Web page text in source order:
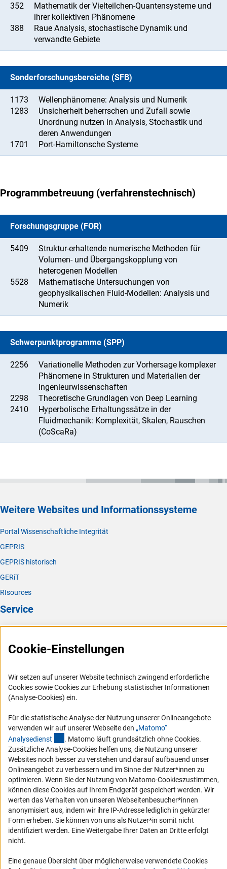
352
Mathematik der Vielteilchen-Quantensysteme und
ihrer kollektiven Phänomene
388
Raue Analysis, stochastische Dynamik und
verwandte Gebiete
Sonderforschungsbereiche (SFB)
1173
Wellenphänomene: Analysis und Numerik
1283
Unsicherheit beherrschen und Zufall sowie
Unordnung nutzen in Analysis, Stochastik und
deren Anwendungen
1701
Port-Hamiltonsche Systeme
Programmbetreuung (verfahrenstechnisch)
Forschungsgruppe (FOR)
5409
Struktur-erhaltende numerische Methoden für
Volumen- und Übergangskopplung von
heterogenen Modellen
5528
Mathematische Untersuchungen von
geophysikalischen Fluid-Modellen: Analysis und
Numerik
Schwerpunktprogramme (SPP)
2256
Variationelle Methoden zur Vorhersage komplexer
Phänomene in Strukturen und Materialien der
Ingenieurwissenschaften
2298
Theoretische Grundlagen von Deep Learning
2410
Hyperbolische Erhaltungssätze in der
Fluidmechanik: Komplexität, Skalen, Rauschen
(CoScaRa)
Weitere Websites und Informationssysteme
Portal Wissenschaftliche Integrität
GEPRIS
GEPRIS historisch
GERiT
RIsources
Service
FAQ
Logo und Corporate Design
RSS-Feeds
Vergabeverfahren
Barrierefreiheit
Service und Informationen für Menschen mit Behinderungen
Erklärung zur Barrierefreiheit
Barriere melden
DFG-aktuell
Erhalten Sie Neuigkeiten aus der DFG direkt in Ihr Mailpostfach oder
schauen Sie sich die Ausgaben online an.
Cookie-Einstellungen
Wir setzen auf unserer Website technisch zwingend erforderliche
Cookies sowie Cookies zur Erhebung statistischer Informationen
(Analyse-Cookies) ein.
Für die statistische Analyse der Nutzung unserer Onlineangebote
verwenden wir auf unserer Webseite den „Matomo“
Analysedienst (externer Link)
. Matomo läuft grundsätzlich ohne Cookies.
Zusätzliche Analyse-Cookies helfen uns, die Nutzung unserer
Websites noch besser zu verstehen und darauf aufbauend unser
Onlineangebot zu verbessern und im Sinne der Nutzer*innen zu
optimieren. Wenn Sie der Nutzung von Matomo-Cookieszustimmen,
können diese Cookies auf Ihrem Endgerät gespeichert werden. Wir
werten das Verhalten von unseren Webseitenbesucher*innen
anonymisiert aus, indem wir ihre IP-Adresse lediglich in gekürzter
Form erheben. Sie können von uns als Nutzer*in somit nicht
identifiziert werden. Eine Weitergabe Ihrer Daten an Dritte erfolgt
nicht.
Eine genaue Übersicht über möglicherweise verwendete Cookies